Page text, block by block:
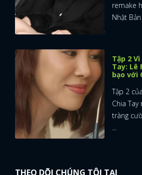
remake
Nhật
Tập 2
Tay: Lê
bạo với
Tập 2
Chia
tràng
...
THEO DÕI CHÚNG TÔI TẠI